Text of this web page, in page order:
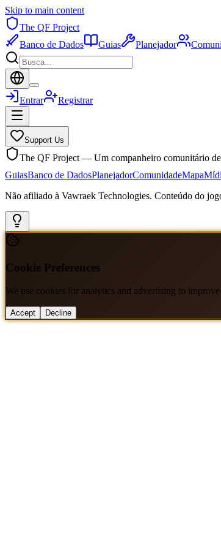
Skip to main content
The QF Project
Banco de Dados
Guias Planejador
Entrar Registrar
Support Us
The QF Project — Um companheiro comunitário
GuiasBanco de DadosPlanejadorComunidadeMapa
Não afiliado à Vawraek Technologies. Conteúdo do
Cookie Preferences
We use cookies for analytics and advertising to
Accept Decline